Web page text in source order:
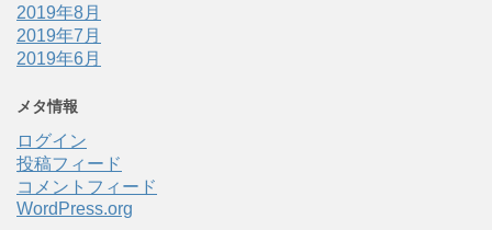
2019年8月
2019年7月
2019年6月
メタ情報
ログイン
投稿フィード
コメントフィード
WordPress.org